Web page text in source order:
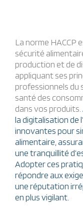
La norme HACCP
sécurité
production et de
appliquant ses
professionnels du
santé des
dans vos produits.
la digitalisation de
innovantes pour
alimentaire,
une tranquillité
Adopter ces
répondre aux
une réputation
en plus vigilant.